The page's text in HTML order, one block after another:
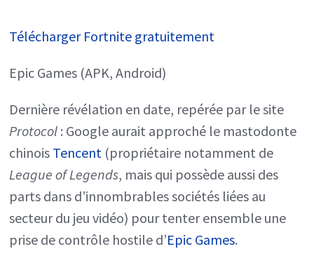
Télécharger Fortnite gratuitement
Epic Games (APK, Android)
Dernière révélation en date, repérée par le site
Protocol : Google aurait approché le mastodonte
chinois Tencent (propriétaire notamment de
League of Legends, mais qui possède aussi des
parts dans d’innombrables sociétés liées au
secteur du jeu vidéo) pour tenter ensemble une
prise de contrôle hostile d’Epic Games.